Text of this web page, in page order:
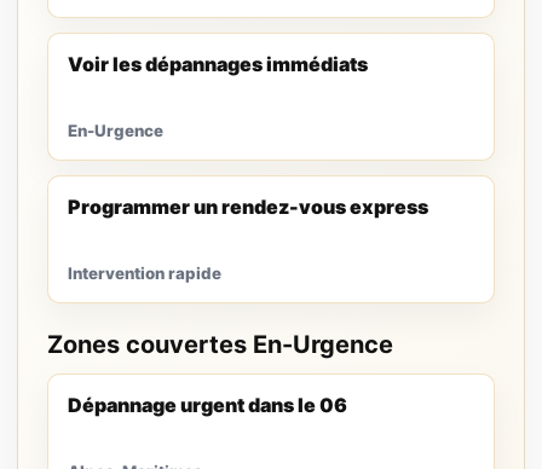
Voir les dépannages immédiats
En-Urgence
Programmer un rendez-vous express
Intervention rapide
Zones couvertes En-Urgence
Dépannage urgent dans le 06